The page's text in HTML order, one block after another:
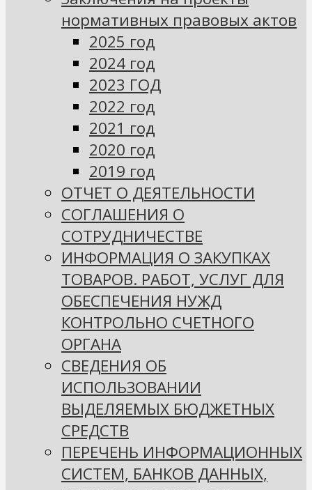
нормативных правовых актов
2025 год
2024 год
2023 ГОД
2022 год
2021 год
2020 год
2019 год
ОТЧЕТ О ДЕЯТЕЛЬНОСТИ
СОГЛАШЕНИЯ О
СОТРУДНИЧЕСТВЕ
ИНФОРМАЦИЯ О ЗАКУПКАХ
ТОВАРОВ. РАБОТ, УСЛУГ ДЛЯ
ОБЕСПЕЧЕНИЯ НУЖД
КОНТРОЛЬНО СЧЕТНОГО
ОРГАНА
СВЕДЕНИЯ ОБ
ИСПОЛЬЗОВАНИИ
ВЫДЕЛЯЕМЫХ БЮДЖЕТНЫХ
СРЕДСТВ
ПЕРЕЧЕНЬ ИНФОРМАЦИОННЫХ
СИСТЕМ, БАНКОВ ДАННЫХ,